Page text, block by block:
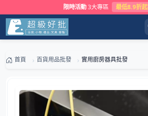
限時活動 3大專區 最低8.9折起
首頁 百貨用品批發 實用廚房器具批發